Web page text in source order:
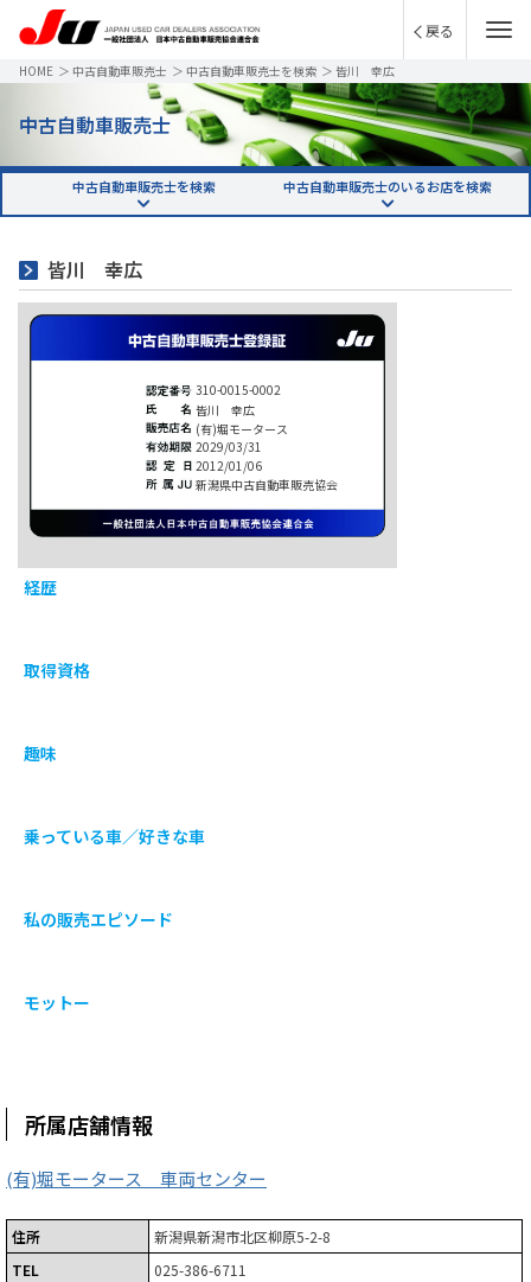
戻る
HOME ＞ 中古自動車販売士 ＞ 中古自動車販売士を検索 ＞ 皆川 幸広
中古自動車販売士
中古自動車販売士を検索 中古自動車販売士のいるお店を検索
皆川 幸広
310-0015-0002
皆川 幸広
(有)堀モータース
2029/03/31
2012/01/06
新潟県中古自動車販売協会
経歴
取得資格
趣味
乗っている車／好きな車
私の販売エピソード
モットー
所属店舗情報
(有)堀モータース 車両センター
住所
新潟県新潟市北区柳原5-2-8
TEL
025-386-6711